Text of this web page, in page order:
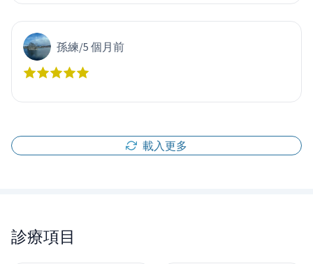
孫練/5 個月前
載入更多
診療項目